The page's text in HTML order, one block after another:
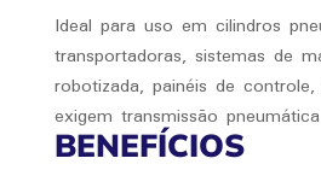
Ideal para uso em cilindros
transportadoras, sistemas de
robotizada, painéis de
exigem transmissão
BENEFÍCIOS